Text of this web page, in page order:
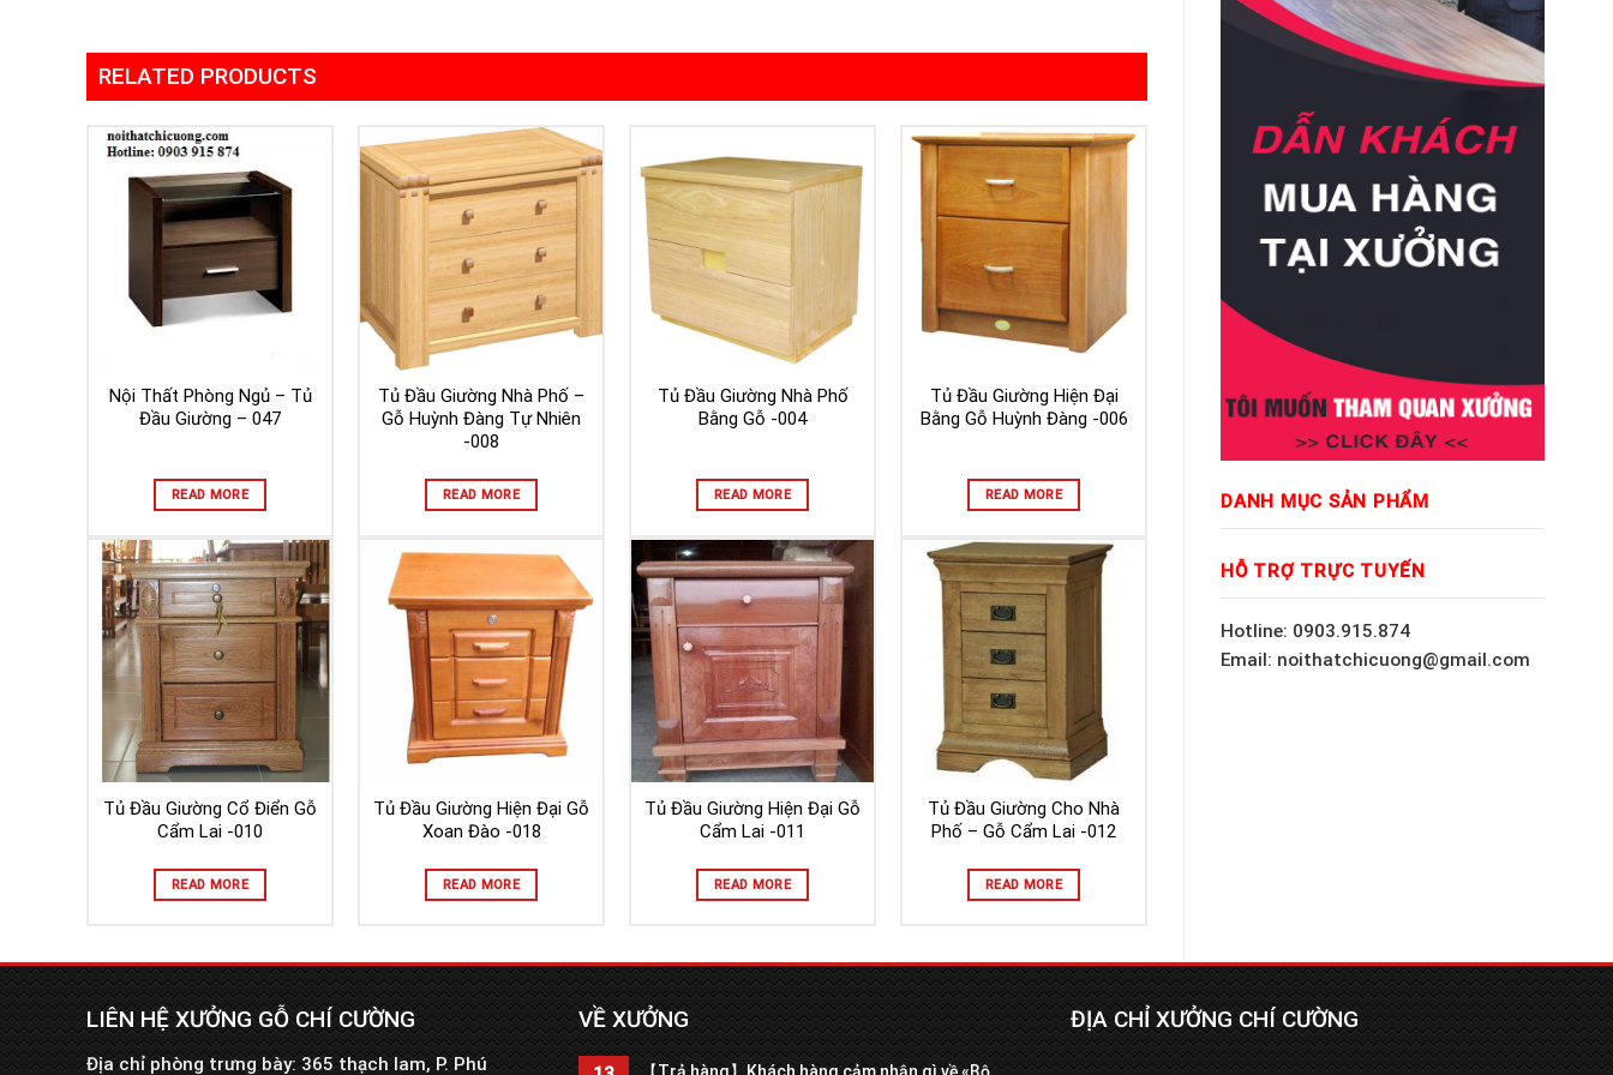
DANH MỤC SẢN PHẨM
HỖ TRỢ TRỰC TUYẾN
Hotline: 0903.915.874
Email: noithatchicuong@gmail.com
RELATED PRODUCTS
Nội Thất Phòng Ngủ – Tủ
Đầu Giường – 047
READ MORE
Tủ Đầu Giường Nhà Phố –
Gỗ Huỳnh Đàng Tự Nhiên
-008
READ MORE
Tủ Đầu Giường Nhà Phố
Bằng Gỗ -004
READ MORE
Tủ Đầu Giường Hiện Đại
Bằng Gỗ Huỳnh Đàng -006
READ MORE
Tủ Đầu Giường Cổ Điển Gỗ
Cẩm Lai -010
READ MORE
Tủ Đầu Giường Hiện Đại Gỗ
Xoan Đào -018
READ MORE
Tủ Đầu Giường Hiện Đại Gỗ
Cẩm Lai -011
READ MORE
Tủ Đầu Giường Cho Nhà
Phố – Gỗ Cẩm Lai -012
READ MORE
LIÊN HỆ XƯỞNG GỖ CHÍ CƯỜNG
Địa chỉ phòng trưng bày: 365 thạch lam, P. Phú
VỀ XƯỞNG ĐỊA CHỈ XƯỞNG CHÍ CƯỜNG